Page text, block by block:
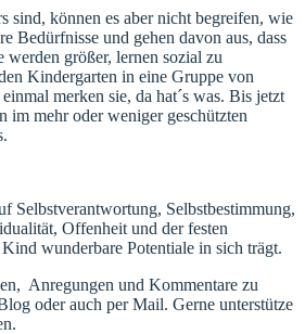
sind, können es aber nicht begreifen, wie
Bedürfnisse und gehen davon aus, dass
werden größer, lernen sozial zu
Kindergarten in eine Gruppe von
merken sie, da hat´s was. Bis jetzt
im mehr oder weniger geschützten
Selbstverantwortung, Selbstbestimmung,
Offenheit und der festen
wunderbare Potentiale in sich trägt.
Anregungen und Kommentare zu
oder auch per Mail. Gerne unterstütze